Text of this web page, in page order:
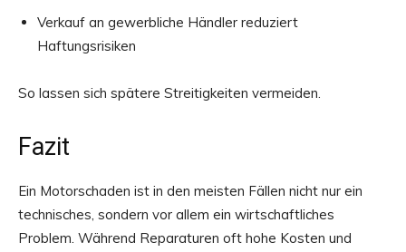
Verkauf an gewerbliche Händler reduziert
Haftungsrisiken
So lassen sich spätere Streitigkeiten vermeiden.
Fazit
Ein Motorschaden ist in den meisten Fällen nicht nur ein
technisches, sondern vor allem ein wirtschaftliches
Problem. Während Reparaturen oft hohe Kosten und